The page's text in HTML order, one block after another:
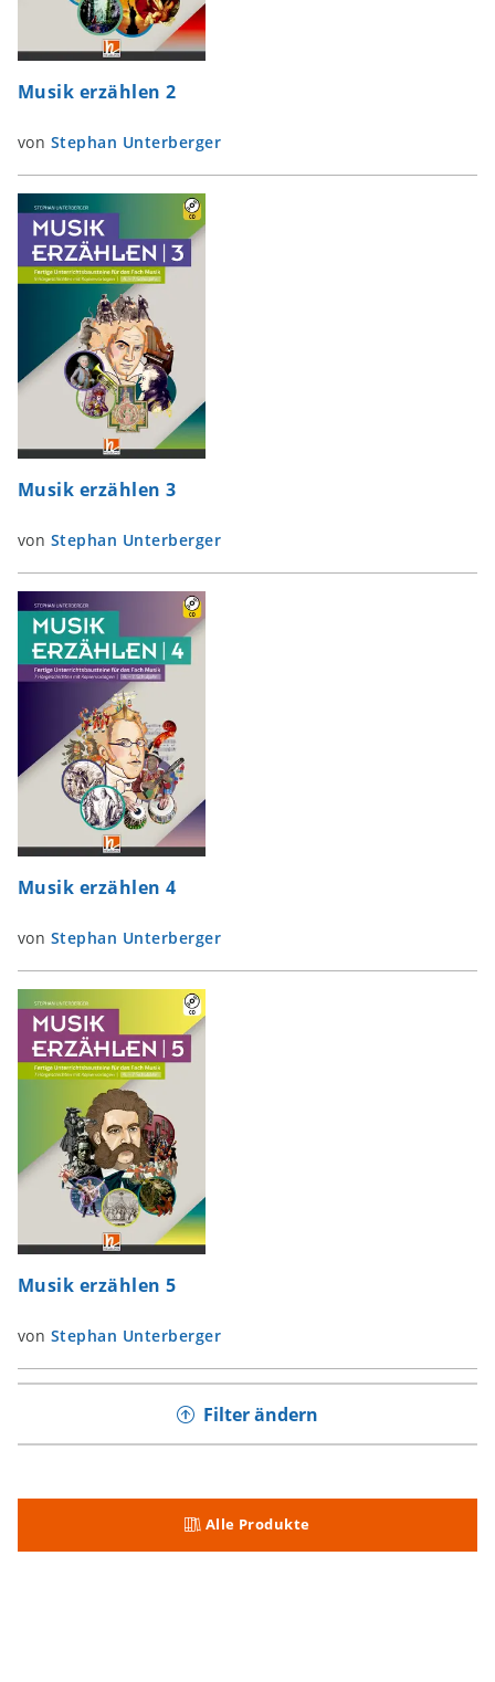
Musik erzählen 2
von Stephan Unterberger
Musik erzählen 3
von Stephan Unterberger
Musik erzählen 4
von Stephan Unterberger
Musik erzählen 5
von Stephan Unterberger
Filter ändern
Alle Produkte